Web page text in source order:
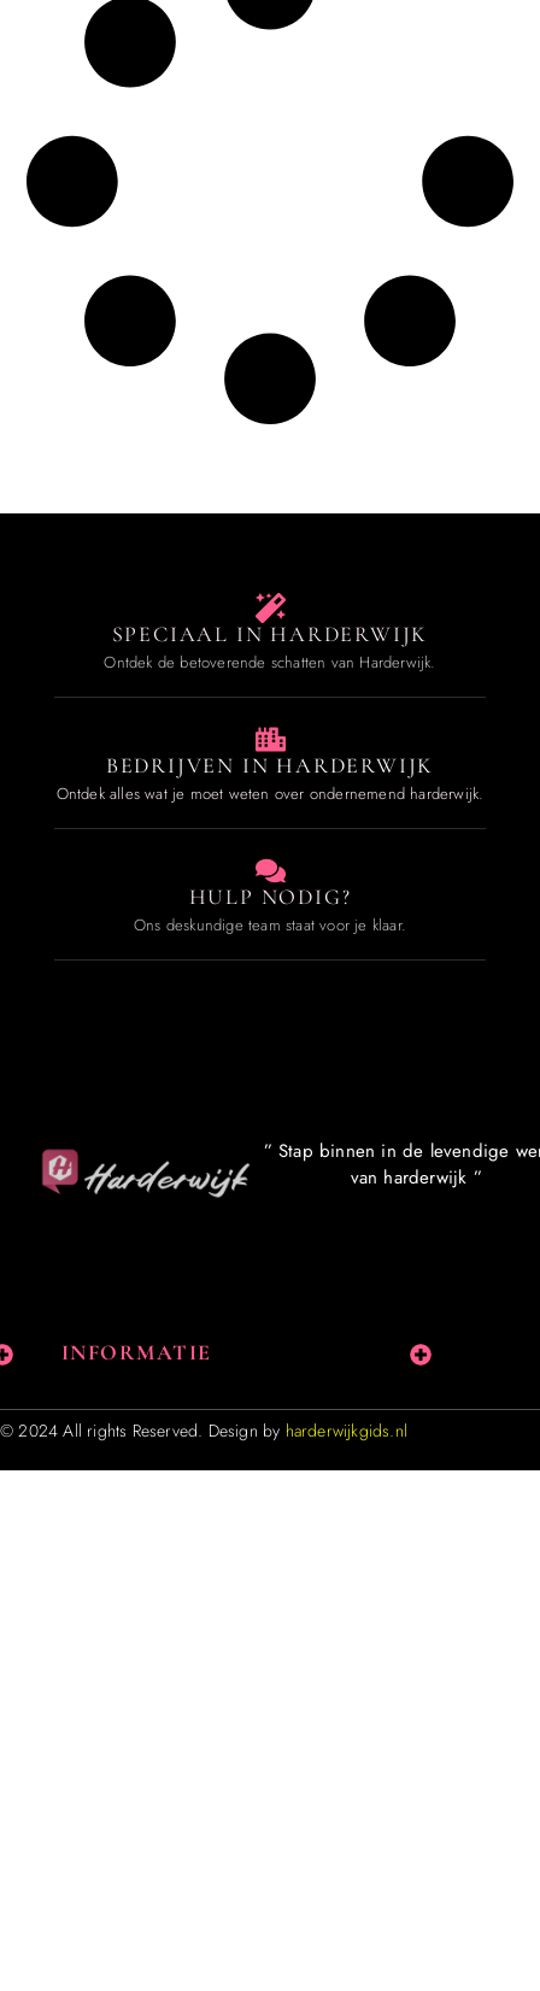
SPECIAAL IN HARDERWIJK
Ontdek de betoverende schatten van Harderwijk.
BEDRIJVEN IN HARDERWIJK
Ontdek alles wat je moet weten over ondernemend harderwijk.
HULP NODIG?
Ons deskundige team staat voor je klaar.
” Stap binnen in de levendige
van harderwijk ”
INFORMATIE
© 2024 All rights Reserved. Design by harderwijkgids.nl